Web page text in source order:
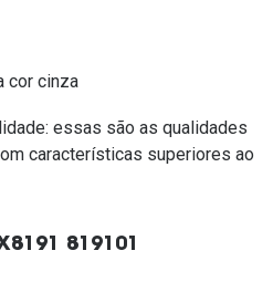
cor cinza
essas são as qualidades
características superiores ao
819101